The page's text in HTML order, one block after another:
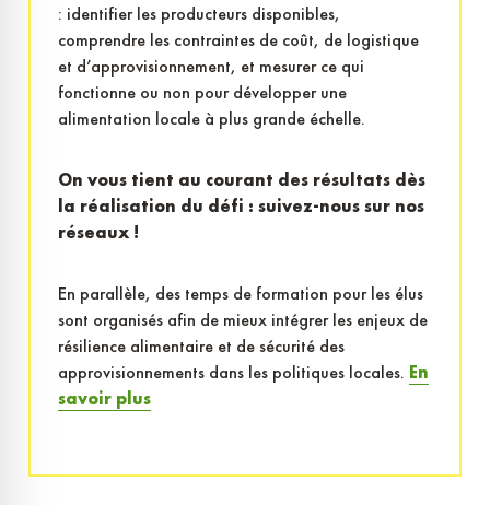
: identifier les producteurs disponibles,
comprendre les contraintes de coût, de logistique
et d’approvisionnement, et mesurer ce qui
fonctionne ou non pour développer une
alimentation locale à plus grande échelle.
On vous tient au courant des résultats dès
la réalisation du défi : suivez-nous sur nos
réseaux !
En parallèle, des temps de formation pour les élus
sont organisés afin de mieux intégrer les enjeux de
résilience alimentaire et de sécurité des
approvisionnements dans les politiques locales. En
savoir plus